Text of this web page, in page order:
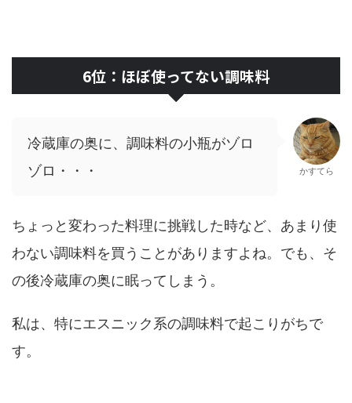
6位：ほぼ使ってない調味料
冷蔵庫の奥に、調味料の小瓶がゾロ
ゾロ・・・
かすてら
ちょっと変わった料理に挑戦した時など、あまり使
わない調味料を買うことがありますよね。でも、そ
の後冷蔵庫の奥に眠ってしまう。
私は、特にエスニック系の調味料で起こりがちで
す。